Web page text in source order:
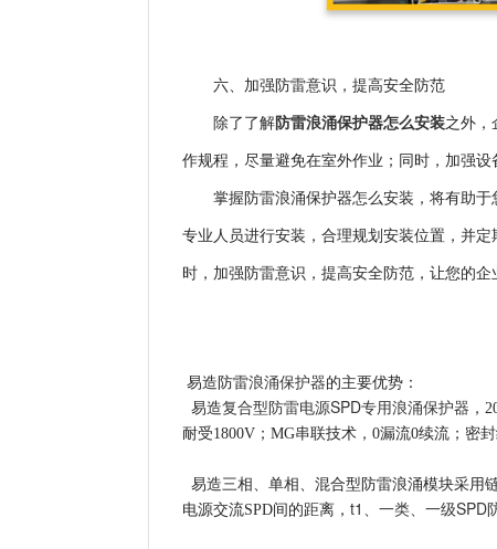
六、加强防雷意识，提高安全防范
除了了解防雷浪涌保护器怎么安装之外，
作规程，尽量避免在室外作业；同时，加强
掌握防雷浪涌保护器怎么安装，将有助
专业人员进行安装，合理规划安装位置，并
时，加强防雷意识，提高安全防范，让您的企
易造防雷浪涌保护器的主要优势：
易造复合型防雷电源SPD专用浪涌保护器 ，
耐受1800V；MG串联技术，0漏流0续流；密
易造三相、单相、混合型防雷浪涌模块采用
电源交流SPD间的距离，t1、一类、一级SPD